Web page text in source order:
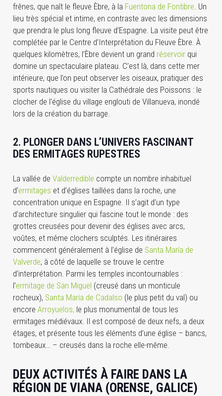
frênes, que naît le fleuve Èbre, à la Fuentona de Fontibre . Un
lieu très spécial et intime, en contraste avec les dimensions
que prendra le plus long fleuve d’Espagne. La visite peut être
complétée par le Centre d’Interprétation du Fleuve Èbre. À
quelques kilomètres, l’Èbre devient un grand réservoirqui
domine un spectaculaire plateau. C’est là, dans cette mer
intérieure, que l’on peut observer les oiseaux, pratiquer des
sports nautiques ou visiter la Cathédrale des Poissons : le
clocher de l’église du village englouti de Villanueva, inondé
lors de la création du barrage.
2. PLONGER DANS L’UNIVERS FASCINANT
DES ERMITAGES RUPESTRES
La vallée de Valderredible compte un nombre inhabituel
d’ermitages et d’églises taillées dans la roche, une
concentration unique en Espagne. Il s’agit d’un type
d’architecture singulier qui fascine tout le monde : des
grottes creusées pour devenir des églises avec arcs,
voûtes, et même clochers sculptés. Les itinéraires
commencent généralement à l’église de Santa María de
Valverde, à côté de laquelle se trouve le centre
d’interprétation. Parmi les temples incontournables :
l’ermitage de San Miguel (creusé dans un monticule
rocheux), Santa María de Cadalso (le plus petit du val) ou
encore Arroyuelos, le plus monumental de tous les
ermitages médiévaux. Il est composé de deux nefs, a deux
étages, et présente tous les éléments d’une église – bancs,
tombeaux… – creusés dans la roche elle-même.
DEUX ACTIVITÉS À FAIRE DANS LA
RÉGION DE VIANA (ORENSE, GALICE)